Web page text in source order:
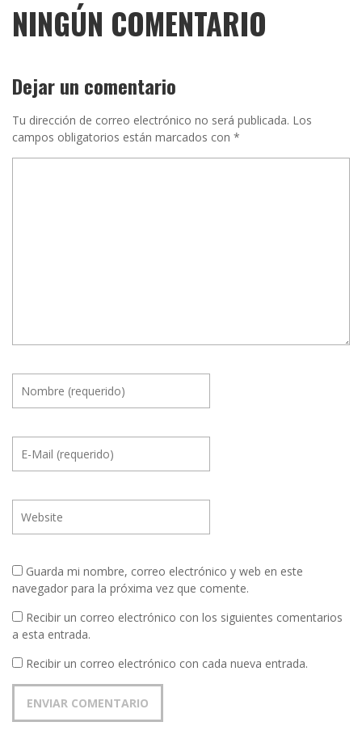
NINGÚN COMENTARIO
Dejar un comentario
Tu dirección de correo electrónico no será publicada. Los
campos obligatorios están marcados con *
Guarda mi nombre, correo electrónico y web en este
navegador para la próxima vez que comente.
Recibir un correo electrónico con los siguientes comentarios
a esta entrada.
Recibir un correo electrónico con cada nueva entrada.